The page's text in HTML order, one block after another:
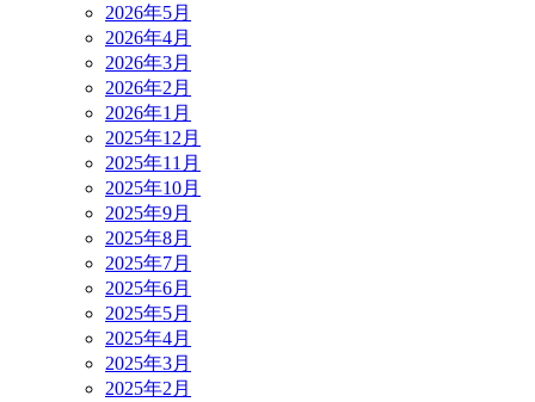
2026年5月
2026年4月
2026年3月
2026年2月
2026年1月
2025年12月
2025年11月
2025年10月
2025年9月
2025年8月
2025年7月
2025年6月
2025年5月
2025年4月
2025年3月
2025年2月